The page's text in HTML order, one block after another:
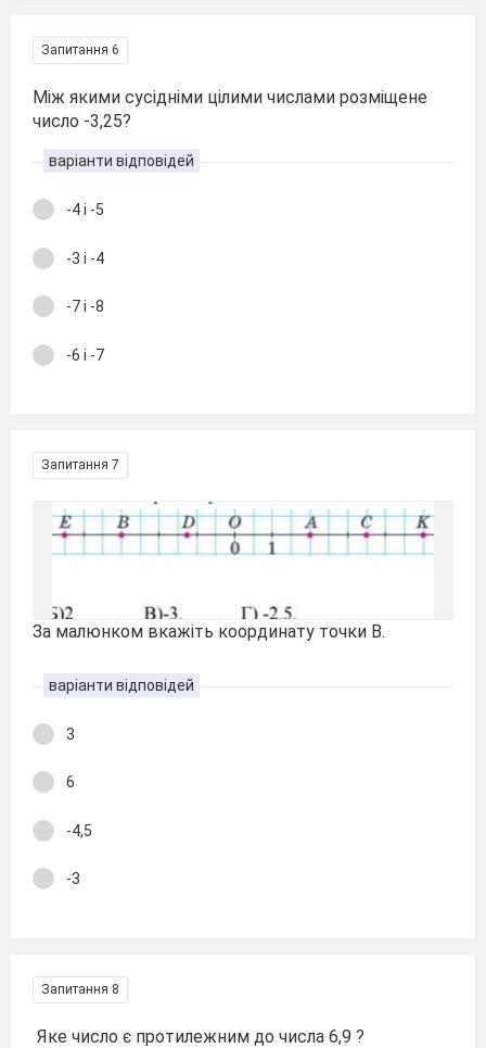
Запитання 6
Між якими сусідніми цілими числами розміщене
число -3,25?
варіанти відповідей
-4 і -5
-3 і -4
-7 і -8
-6 і -7
Запитання 7
За малюнком вкажіть координату точки В.
варіанти відповідей
3
6
-4,5
-3
Запитання 8
Яке число є протилежним до числа 6,9 ?